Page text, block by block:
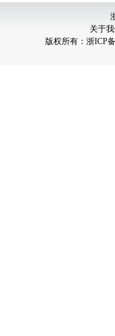
关于
版权所有： 浙ICP